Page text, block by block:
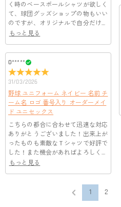
く時のベースボールシャツが欲しく
て、球団グッズショップの物もいい
のですが、オリジナルで自分だけの
個性が出せるようにとの事で、今回
がりは思ってた以上によく、早速着
て応援に行きました。反響もあり、
どこで購入したのかと尋ねられるこ
とも多々ありました。こちらのショ
目ですが、いずれも満足いくもので
した。
もっと見る
O*****
31/03/2026
野球 ユニフォーム ネイビー 名前 チ
ーム名 ロゴ 番号入り オーダーメイ
ド ユニセックス
こちらの都合に合わせて迅速な対応
ありがとうございました！出来上が
ったものも素敵なＴシャツで好評で
した！また機会があればよろしくお
願い致します。
もっと見る
1 2